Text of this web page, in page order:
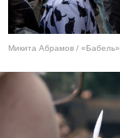
Микита Абрамов / «Бабель»